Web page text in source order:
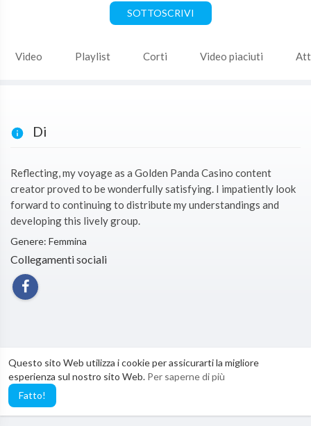
Questo sito Web utilizza i cookie per assicurarti la migliore
esperienza sul nostro sito Web. Per saperne di più
Fatto!
SOTTOSCRIVI
Video Playlist Corti Video piaciuti
Di
Reflecting, my voyage as a Golden Panda Casino content
creator proved to be wonderfully satisfying. I impatiently look
forward to continuing to distribute my understandings and
developing this lively group.
Genere: Femmina
Collegamenti sociali